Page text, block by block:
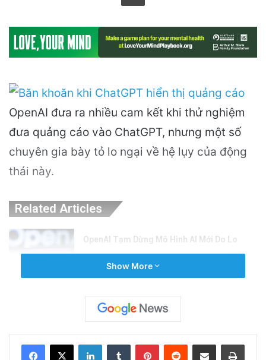
OpenAI đưa ra nhiều cam kết khi thử nghiệm
đưa quảng cáo vào ChatGPT, nhưng một số
chuyên gia bày tỏ lo ngại về hệ lụy của động
thái này.
Related Articles
OpenAI Tạm Dừng Mô Hình AI Mới Do Lo
Nguyên Nhân Gây Nổ Tên Lửa Trên Bệ
Phóng: Hé Lộ Từ Blue Origin
2 days ago
Show More
LinkedInTumblr PinterestReddit Share via Email Print